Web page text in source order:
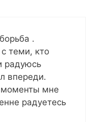
.
теми, кто
радуюсь
впереди.
моменты мне
радуетесь